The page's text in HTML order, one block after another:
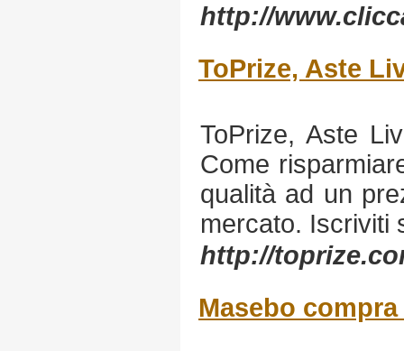
http://
ToPrize, Aste
ToPrize, Aste
Come
qualità ad un
mercato. Iscriviti
http://
Masebo